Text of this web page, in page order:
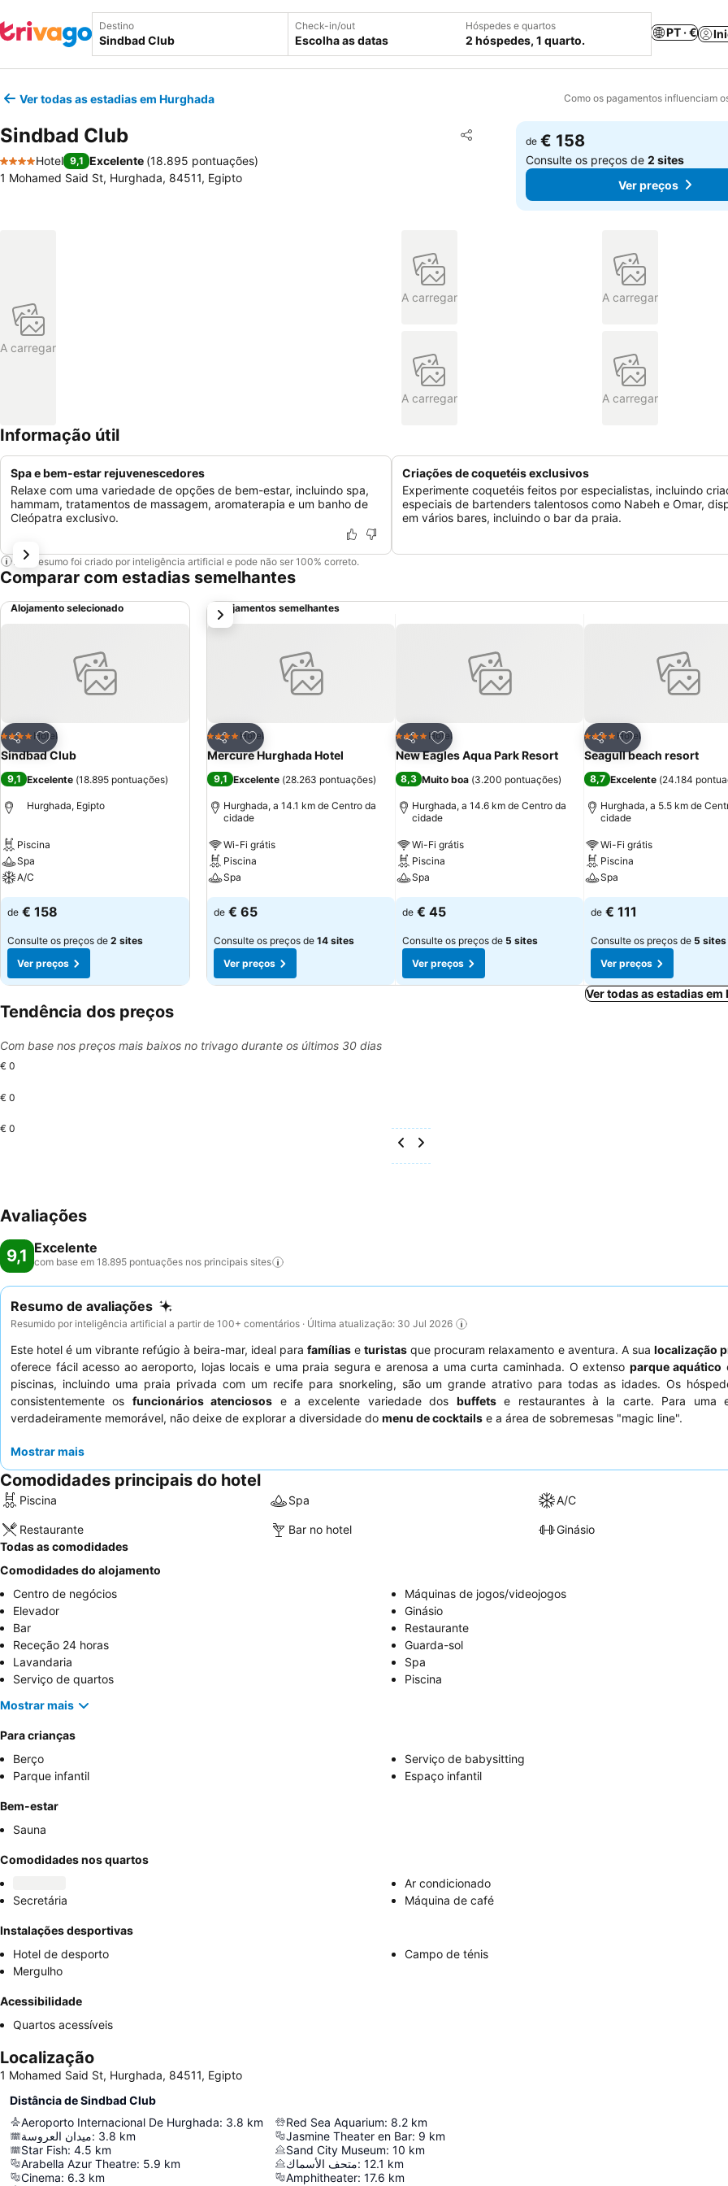
Destino Check-in/out
Escolha as datas
Hóspedes e quartos
2 hóspedes, 1 quarto.
PT · €
Ver todas as estadias em Hurghada Como os pagamentos influenciam
Sindbad Club Partilhar
Adicionar aos favoritos
4 Estrelas
Hotel 9,1 Excelente (18.895 pontuações)
1 Mohamed Said St, Hurghada, 84511, Egipto
de € 158
Consulte os preços de2 sites
Ver preços
A carregar
A carregar A carregar
A carregar A carregar
Informação útil
Spa e bem-estar rejuvenescedores
Relaxe com uma variedade de opções de bem-estar, incluindo spa,
hammam, tratamentos de massagem, aromaterapia e um banho de
Cleópatra exclusivo.
Criações de coquetéis exclusivos
Experimente coquetéis feitos por especialistas, incluindo
especiais de bartenders talentosos como Nabeh e Omar,
em vários bares, incluindo o bar da praia.
Este resumo foi criado por inteligência artificial e pode não ser 100% correto.
Comparar com estadias semelhantes
Alojamento selecionado
Partilhar
Adicionar aos favoritos
4 EstrelasHotel
Sindbad Club
9,1 Excelente (18.895 pontuações)
Hurghada, Egipto
Piscina
Spa
A/C
de € 158
Consulte os preços de 2 sites
Ver preços
Alojamentos semelhantes
Partilhar
Adicionar aos favoritos
4 EstrelasHotel
Mercure Hurghada Hotel
9,1 Excelente (28.263 pontuações)
Hurghada, a 14.1 km de Centro da
cidade
Wi-Fi grátis
Piscina
Spa
de € 65
Consulte os preços de 14 sites
Ver preços
Partilhar
Adicionar aos favoritos
4 EstrelasHotel
New Eagles Aqua Park Resort
8,3 Muito boa (3.200 pontuações)
Hurghada, a 14.6 km de Centro da
cidade
Wi-Fi grátis
Piscina
Spa
de € 45
Consulte os preços de 5 sites
Ver preços
Partilhar
Adicionar aos
4 EstrelasHotel
Seagull beach resort
8,7 Excelente (24.184
Hurghada, a 5.5 km de
cidade
Wi-Fi grátis
Piscina
Spa
de € 111
Consulte os preços de 5 sites
Ver preços
próximo
Ver todas as estadias em
Tendência dos preços
Com base nos preços mais baixos no trivago durante os últimos 30 dias
€ 0
€ 0
€ 0
Avaliações
9,1 Excelente
com base em 18.895 pontuações nos principais sites
Resumo de avaliações
Resumido por inteligência artificial a partir de 100+ comentários · Última atualização: 30 Jul 2026
Este hotel é um vibrante refúgio à beira-mar, ideal para famíliaseturistas que procuram relaxamento e aventura. A sua localização
oferece fácil acesso ao aeroporto, lojas locais e uma praia segura e arenosa a uma curta caminhada. O extenso parque aquático
piscinas, incluindo uma praia privada com um recife para snorkeling, são um grande atrativo para todas as idades. Os
consistentemente os funcionários atenciosos e a excelente variedade dos buffetse restaurantes à la carte. Para uma
verdadeiramente memorável, não deixe de explorar a diversidade do menu de cocktails e a área de sobremesas "magic line".
Mostrar mais
Comodidades principais do hotel
Piscina Spa A/C
Restaurante Bar no hotel
Ginásio
Todas as comodidades
Comodidades do alojamento
Centro de negócios
Máquinas de jogos/videojogos
Elevador
Ginásio
Bar
Restaurante
Receção 24 horas
Guarda-sol
Lavandaria
Spa
Serviço de quartos
Piscina
Mostrar mais
Para crianças
Berço
Serviço de babysitting
Parque infantil
Espaço infantil
Bem-estar
Sauna
Comodidades nos quartos
Ar condicionado
Secretária
Máquina de café
Instalações desportivas
Hotel de desporto
Campo de ténis
Mergulho
Acessibilidade
Quartos acessíveis
Localização
1 Mohamed Said St, Hurghada, 84511, Egipto
Distância de Sindbad Club
Aeroporto Internacional De Hurghada: 3.8 km
ميدان العروسة: 3.8 km
Star Fish: 4.5 km
Arabella Azur Theatre: 5.9 km
Cinema: 6.3 km
Red Sea Aquarium: 8.2 km
Jasmine Theater en Bar: 9 km
Sand City Museum: 10 km
متحف الأسماك: 12.1 km
Amphitheater: 17.6 km